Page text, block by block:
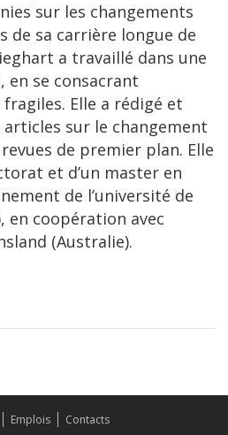
sur les changements
de sa carrière longue de
a travaillé dans une
en se consacrant
Elle a rédigé et
sur le changement
de premier plan. Elle
et d’un master en
de l’université de
en coopération avec
(Australie).
Emplois Contacts